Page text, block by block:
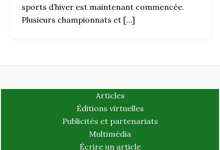
sports d’hiver est maintenant commencée.
Plusieurs championnats et […]
Articles
Éditions virtuelles
Publicités et partenariats
Multimédia
Écrire un article